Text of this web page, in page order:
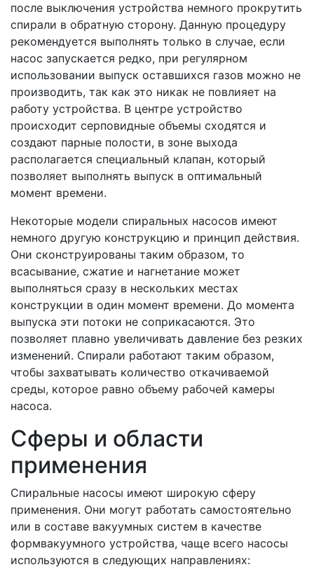
после выключения устройства немного прокрутить
спирали в обратную сторону. Данную процедуру
рекомендуется выполнять только в случае, если
насос запускается редко, при регулярном
использовании выпуск оставшихся газов можно не
производить, так как это никак не повлияет на
работу устройства. В центре устройство
происходит серповидные объемы сходятся и
создают парные полости, в зоне выхода
располагается специальный клапан, который
позволяет выполнять выпуск в оптимальный
момент времени.
Некоторые модели спиральных насосов имеют
немного другую конструкцию и принцип действия.
Они сконструированы таким образом, то
всасывание, сжатие и нагнетание может
выполняться сразу в нескольких местах
конструкции в один момент времени. До момента
выпуска эти потоки не соприкасаются. Это
позволяет плавно увеличивать давление без резких
изменений. Спирали работают таким образом,
чтобы захватывать количество откачиваемой
среды, которое равно объему рабочей камеры
насоса.
Сферы и области
применения
Спиральные насосы имеют широкую сферу
применения. Они могут работать самостоятельно
или в составе вакуумных систем в качестве
формвакуумного устройства, чаще всего насосы
используются в следующих направлениях: